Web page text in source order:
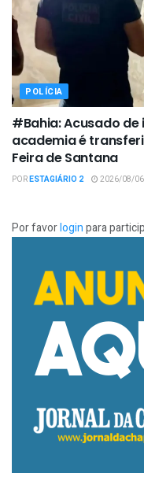
POLÍCIA
#Bahia: Acusado
academia é
Feira de Santana
PORESTAGIÁRIO 2 2026/08/06
Por favorloginpara